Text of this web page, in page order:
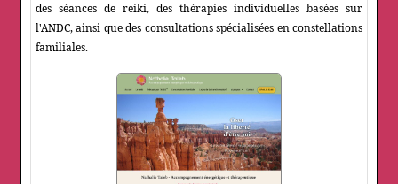
des séances de reiki, des thérapies individuelles basées sur
l'ANDC, ainsi que des consultations spécialisées en constellations
familiales.